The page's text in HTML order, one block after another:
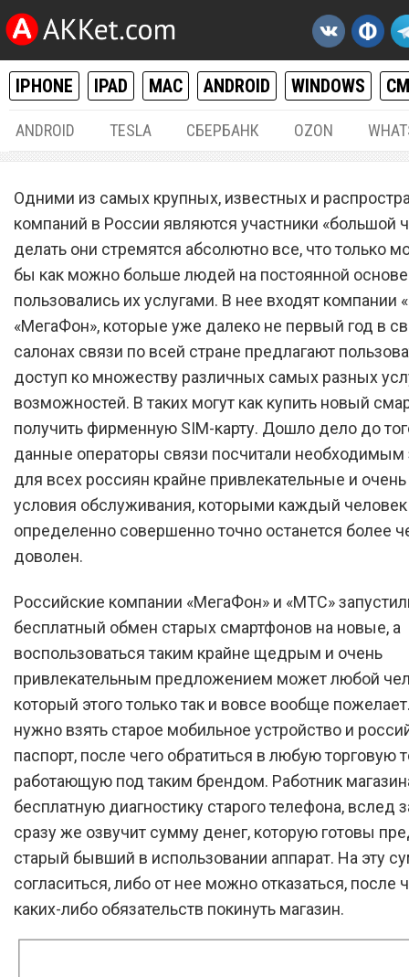
IPHONE IPAD MAC ANDROID WINDOWS
ANDROID TESLA СБЕРБАНК OZON
«МегаФон» и «МТС»
бесплатный обмен старых
смартфонов на новые для
россиян
Одними из самых крупных, известных и
компаний в России являются участники «большой
делать они стремятся абсолютно все, что только
бы как можно больше людей на постоянной основе
пользовались их услугами. В нее входят компании
«МегаФон», которые уже далеко не первый год в
салонах связи по всей стране предлагают
доступ ко множеству различных самых разных
возможностей. В таких могут как купить новый
получить фирменную SIM-карту. Дошло дело до
данные операторы связи посчитали необходимым
для всех россиян крайне привлекательные и
условия обслуживания, которыми каждый человек
определенно совершенно точно останется более
доволен.
Российские компании «МегаФон» и «МТС»
бесплатный обмен старых смартфонов на новые, а
воспользоваться таким крайне щедрым и очень
привлекательным предложением может любой
который этого только так и вовсе вообще
нужно взять старое мобильное устройство и
паспорт, после чего обратиться в любую торговую
работающую под таким брендом. Работник
бесплатную диагностику старого телефона, вслед
сразу же озвучит сумму денег, которую готовы
старый бывший в использовании аппарат. На эту
согласиться, либо от нее можно отказаться, после
каких-либо обязательств покинуть магазин.